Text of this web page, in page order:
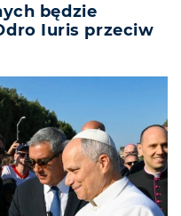
będzie
Iuris przeciw